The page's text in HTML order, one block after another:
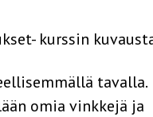
kurssin
tavalla.
omia vinkkejä ja